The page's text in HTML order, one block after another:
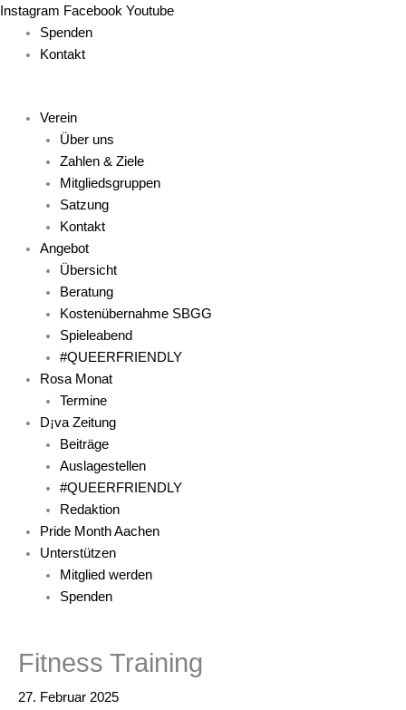
Zum
Inhalt
springen
Instagram Facebook Youtube
Main
Menu
Spenden
Kontakt
Main
Menu
Verein
Über uns
Zahlen & Ziele
Mitgliedsgruppen
Satzung
Kontakt
Angebot
Übersicht
Beratung
Kostenübernahme SBGG
Spieleabend
#QUEERFRIENDLY
Rosa Monat
Termine
D¡va Zeitung
Beiträge
Auslagestellen
#QUEERFRIENDLY
Redaktion
Pride Month Aachen
Unterstützen
Mitglied werden
Spenden
Fitness Training
27. Februar 2025
Main
Menu
Main
Menu
Main
Menu